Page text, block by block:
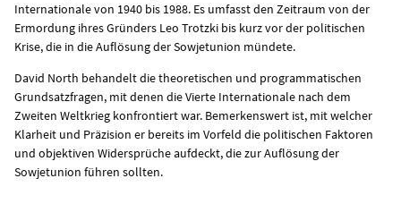
Internationale von 1940 bis 1988. Es umfasst den Zeitraum von der
Ermordung ihres Gründers Leo Trotzki bis kurz vor der politischen
Krise, die in die Auflösung der Sowjetunion mündete.
David North behandelt die theoretischen und programmatischen
Grundsatzfragen, mit denen die Vierte Internationale nach dem
Zweiten Weltkrieg konfrontiert war. Bemerkenswert ist, mit welcher
Klarheit und Präzision er bereits im Vorfeld die politischen Faktoren
und objektiven Widersprüche aufdeckt, die zur Auflösung der
Sowjetunion führen sollten.